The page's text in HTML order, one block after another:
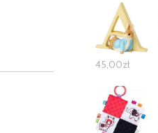
45,00zł